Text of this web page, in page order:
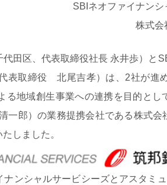
SBIネオファイナン
株式会
田区、代表取締役社長 永井歩）と
表取締役 北尾吉孝）は、2社が進
る地域創生事業への連携を目的とし
一郎）の業務提携会社である株式会
しました。
ンシャルサービシーズとアスタミ